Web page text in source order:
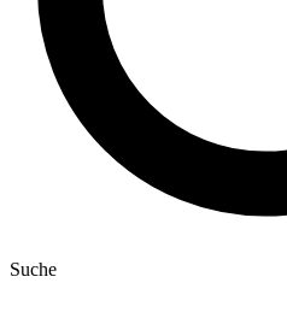
Suche